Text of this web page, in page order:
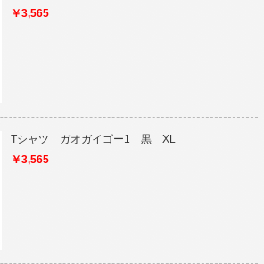
￥3,565
Tシャツ ガオガイゴー1 黒 XL
￥3,565